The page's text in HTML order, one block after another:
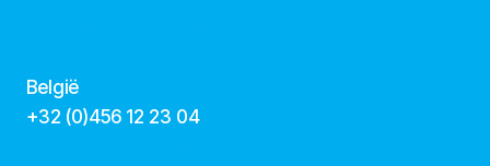
België
‭+32 (0)456 12 23 04‬